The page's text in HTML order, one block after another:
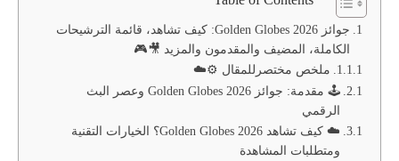
جوائز Golden Globes 2026: كيف تشاهد، قائمة الترشيحات
الكاملة، المضيف والمقدمون والمزيد 🎥🎮
ملخص مختصرللمقال ⚙️☁️
🕹️ مقدمة: جوائز Golden Globes 2026 وعصر البث
الرقمي
☁️ كيف تشاهد Golden Globes 2026؟ الخيارات التقنية
ومتطلبات المشاهدة